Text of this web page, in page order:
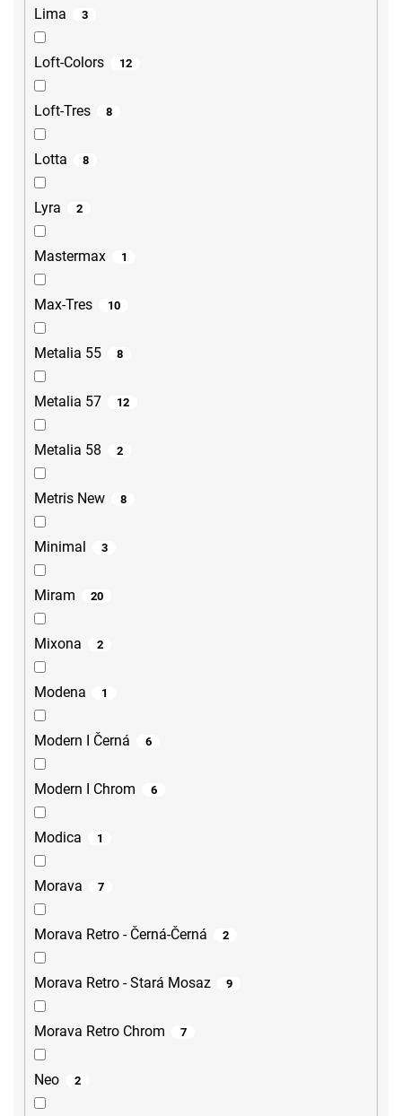
Lima 3
Loft-Colors 12
Loft-Tres 8
Lotta 8
Lyra 2
Mastermax 1
Max-Tres 10
Metalia 55 8
Metalia 57 12
Metalia 58 2
Metris New 8
Minimal 3
Miram 20
Mixona 2
Modena 1
Modern I Černá 6
Modern I Chrom 6
Modica 1
Morava 7
Morava Retro - Černá-Černá 2
Morava Retro - Stará Mosaz 9
Morava Retro Chrom 7
Neo 2